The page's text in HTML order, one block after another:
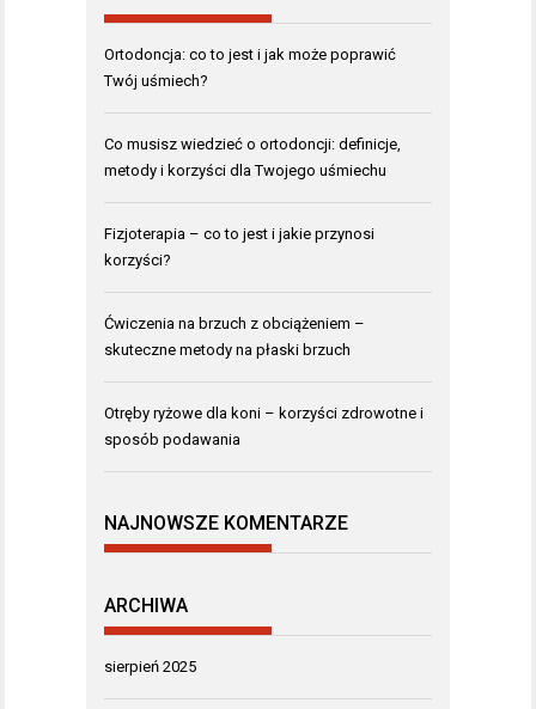
Ortodoncja: co to jest i jak może poprawić
Twój uśmiech?
Co musisz wiedzieć o ortodoncji: definicje,
metody i korzyści dla Twojego uśmiechu
Fizjoterapia – co to jest i jakie przynosi
korzyści?
Ćwiczenia na brzuch z obciążeniem –
skuteczne metody na płaski brzuch
Otręby ryżowe dla koni – korzyści zdrowotne i
sposób podawania
NAJNOWSZE KOMENTARZE
ARCHIWA
sierpień 2025